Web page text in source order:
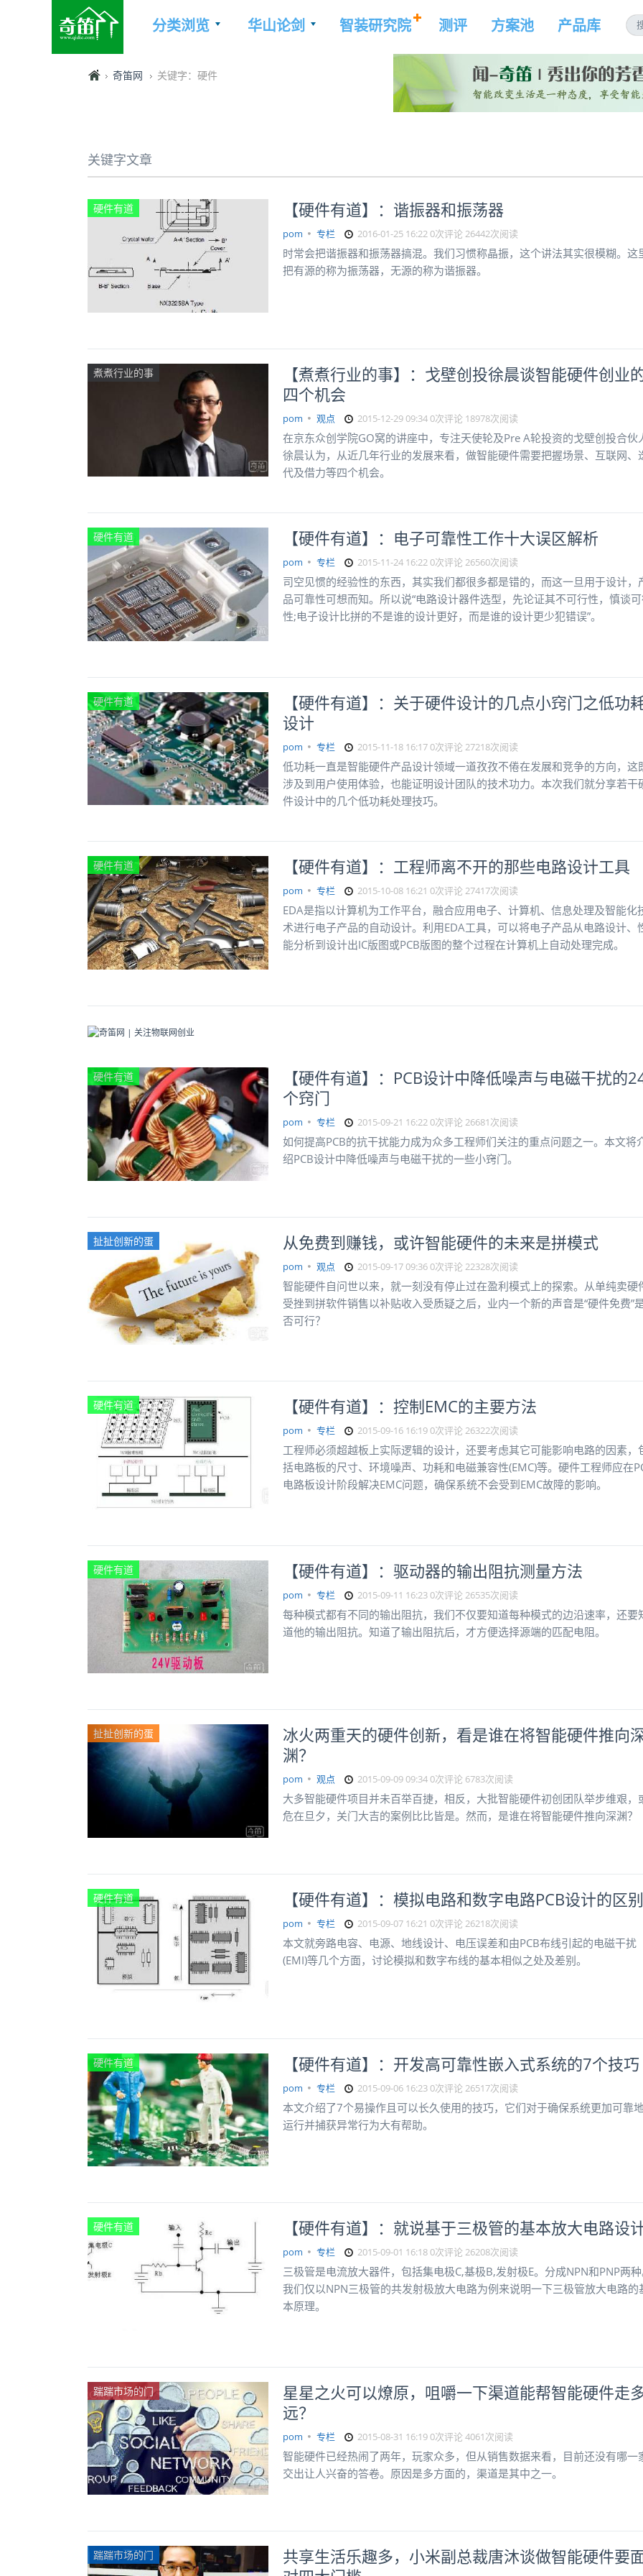
分类浏览 华山论剑 智装研究院 测评 方案池 产品库
奇笛网 关键字：硬件
关键字文章
硬件有道 【硬件有道】：谐振器和振荡器
pom 专栏 2016-01-25 16:220次评论26442次阅读
时常会把谐振器和振荡器搞混。我们习惯称晶振，这个讲法其实很模糊。这
把有源的称为振荡器，无源的称为谐振器。
煮煮行业的事
【煮煮行业的事】：戈壁创投徐晨谈智能硬件创业
四个机会
pom 观点 2015-12-29 09:340次评论 18978次阅读
在京东众创学院GO窝的讲座中，专注天使轮及Pre A轮投资的戈壁创投合伙
徐晨认为，从近几年行业的发展来看，做智能硬件需要把握场景、互联网、
代及借力等四个机会。
硬件有道 【硬件有道】：电子可靠性工作十大误区解析
pom 专栏 2015-11-24 16:220次评论26560次阅读
司空见惯的经验性的东西，其实我们都很多都是错的，而这一旦用于设计，
品可靠性可想而知。所以说“电路设计器件选型，先论证其不可行性，慎谈
性;电子设计比拼的不是谁的设计更好，而是谁的设计更少犯错误”。
硬件有道
【硬件有道】：关于硬件设计的几点小窍门之低功
设计
pom 专栏 2015-11-18 16:170次评论27218次阅读
低功耗一直是智能硬件产品设计领域一道孜孜不倦在发展和竞争的方向，这
涉及到用户使用体验，也能证明设计团队的技术功力。本次我们就分享若干
件设计中的几个低功耗处理技巧。
硬件有道 【硬件有道】：工程师离不开的那些电路设计工具
pom 专栏 2015-10-08 16:21 0次评论27417次阅读
EDA是指以计算机为工作平台，融合应用电子、计算机、信息处理及智能化
术进行电子产品的自动设计。利用EDA工具，可以将电子产品从电路设计、
能分析到设计出IC版图或PCB版图的整个过程在计算机上自动处理完成。
硬件有道
【硬件有道】：PCB设计中降低噪声与电磁干扰的
个窍门
pom 专栏 2015-09-21 16:220次评论26681次阅读
如何提高PCB的抗干扰能力成为众多工程师们关注的重点问题之一。本文将
绍PCB设计中降低噪声与电磁干扰的一些小窍门。
扯扯创新的蛋 从免费到赚钱，或许智能硬件的未来是拼模式
pom 观点 2015-09-17 09:360次评论 22328次阅读
智能硬件自问世以来，就一刻没有停止过在盈利模式上的探索。从单纯卖硬
受挫到拼软件销售以补贴收入受质疑之后，业内一个新的声音是“硬件免费”
否可行？
硬件有道 【硬件有道】：控制EMC的主要方法
pom 专栏 2015-09-16 16:190次评论26322次阅读
工程师必须超越板上实际逻辑的设计，还要考虑其它可能影响电路的因素，
括电路板的尺寸、环境噪声、功耗和电磁兼容性(EMC)等。硬件工程师应在
电路板设计阶段解决EMC问题，确保系统不会受到EMC故障的影响。
硬件有道 【硬件有道】：驱动器的输出阻抗测量方法
pom 专栏 2015-09-11 16:230次评论26535次阅读
每种模式都有不同的输出阻抗，我们不仅要知道每种模式的边沿速率，还要
道他的输出阻抗。知道了输出阻抗后，才方便选择源端的匹配电阻。
扯扯创新的蛋
冰火两重天的硬件创新，看是谁在将智能硬件推向
渊？
pom 观点 2015-09-09 09:340次评论 6783次阅读
大多智能硬件项目并未百举百捷，相反，大批智能硬件初创团队举步维艰，
危在旦夕，关门大吉的案例比比皆是。然而，是谁在将智能硬件推向深渊？
硬件有道 【硬件有道】：模拟电路和数字电路PCB设计的区别
pom 专栏 2015-09-07 16:21 0次评论26218次阅读
本文就旁路电容、电源、地线设计、电压误差和由PCB布线引起的电磁干扰
(EMI)等几个方面，讨论模拟和数字布线的基本相似之处及差别。
硬件有道 【硬件有道】：开发高可靠性嵌入式系统的7个技巧
pom 专栏 2015-09-06 16:230次评论 26517次阅读
本文介绍了7个易操作且可以长久使用的技巧，它们对于确保系统更加可靠
运行并捕获异常行为大有帮助。
硬件有道 【硬件有道】：就说基于三极管的基本放大电路设
pom 专栏 2015-09-01 16:180次评论26208次阅读
三极管是电流放大器件，包括集电极C,基极B,发射极E。分成NPN和PNP两种
我们仅以NPN三极管的共发射极放大电路为例来说明一下三极管放大电路的
本原理。
踹踹市场的门
星星之火可以燎原，咀嚼一下渠道能帮智能硬件走
远？
pom 专栏 2015-08-31 16:190次评论4061次阅读
智能硬件已经热闹了两年，玩家众多，但从销售数据来看，目前还没有哪一
交出让人兴奋的答卷。原因是多方面的，渠道是其中之一。
踹踹市场的门
共享生活乐趣多，小米副总裁唐沐谈做智能硬件要